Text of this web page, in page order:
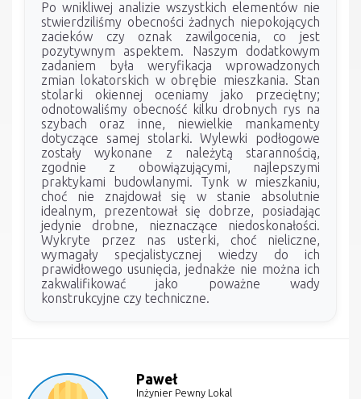
Po wnikliwej analizie wszystkich elementów nie
stwierdziliśmy obecności żadnych niepokojących
zacieków czy oznak zawilgocenia, co jest
pozytywnym aspektem. Naszym dodatkowym
zadaniem była weryfikacja wprowadzonych
zmian lokatorskich w obrębie mieszkania. Stan
stolarki okiennej oceniamy jako przeciętny;
odnotowaliśmy obecność kilku drobnych rys na
szybach oraz inne, niewielkie mankamenty
dotyczące samej stolarki. Wylewki podłogowe
zostały wykonane z należytą starannością,
zgodnie z obowiązującymi, najlepszymi
praktykami budowlanymi. Tynk w mieszkaniu,
choć nie znajdował się w stanie absolutnie
idealnym, prezentował się dobrze, posiadając
jedynie drobne, nieznaczące niedoskonałości.
Wykryte przez nas usterki, choć nieliczne,
wymagały specjalistycznej wiedzy do ich
prawidłowego usunięcia, jednakże nie można ich
zakwalifikować jako poważne wady
konstrukcyjne czy techniczne.
Paweł
Inżynier Pewny Lokal